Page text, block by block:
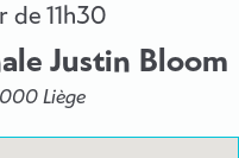
de 11h30
Justin Bloom
Liège